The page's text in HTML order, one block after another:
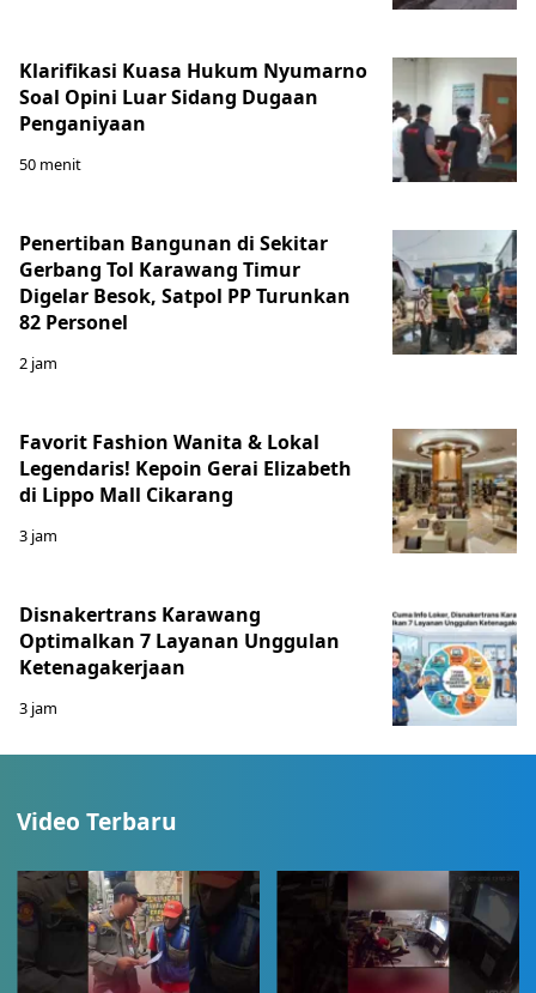
Klarifikasi Kuasa Hukum Nyumarno
Soal Opini Luar Sidang Dugaan
Penganiyaan
50 menit
Penertiban Bangunan di Sekitar
Gerbang Tol Karawang Timur
Digelar Besok, Satpol PP Turunkan
82 Personel
2 jam
Favorit Fashion Wanita & Lokal
Legendaris! Kepoin Gerai Elizabeth
di Lippo Mall Cikarang
3 jam
Disnakertrans Karawang
Optimalkan 7 Layanan Unggulan
Ketenagakerjaan
3 jam
Video Terbaru